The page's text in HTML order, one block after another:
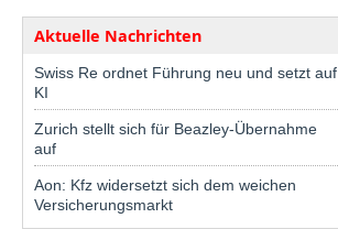
Aktuelle Nachrichten
Swiss Re ordnet Führung neu und setzt auf
KI
Zurich stellt sich für Beazley-Übernahme
auf
Aon: Kfz widersetzt sich dem weichen
Versicherungsmarkt